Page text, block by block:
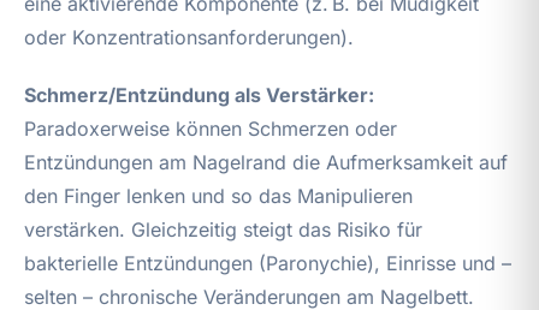
oder Konzentrationsanforderungen).
Schmerz/Entzündung als Verstärker:
Paradoxerweise können Schmerzen oder
Entzündungen am Nagelrand die Aufmerksamkeit auf
den Finger lenken und so das Manipulieren
verstärken. Gleichzeitig steigt das Risiko für
bakterielle Entzündungen (Paronychie), Einrisse und –
selten – chronische Veränderungen am Nagelbett.